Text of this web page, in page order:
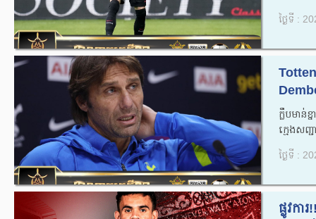
ថ្ងៃទី :
ក្លឹបមាន់
ក្មេងសញ្ជ
ថ្ងៃទី :
ផ្លូវកា